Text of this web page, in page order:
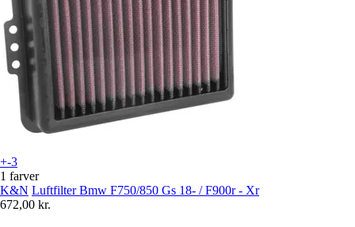
+-3
1 farver
K&N Luftfilter Bmw F750/850 Gs 18- / F900r - Xr
672,00 kr.